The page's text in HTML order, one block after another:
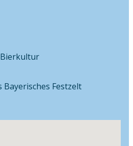
Bierkultur
Festzelt